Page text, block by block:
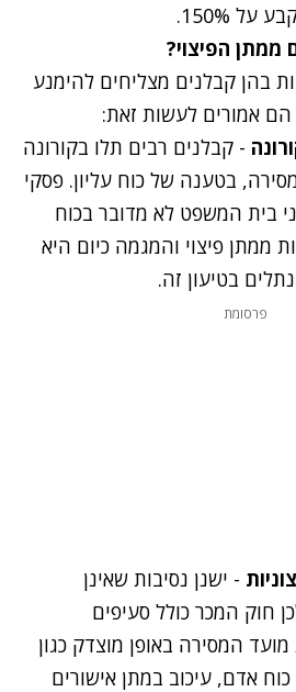
ממתן הפיצוי?
בהן קבלנים מצליחים להימנע
אמורים לעשות זאת:
- קבלנים רבים תלו בקורונה
בטענה של כוח עליון. פסקי
בית המשפט לא מדובר בכוח
ממתן פיצוי והמגמה כיום היא
בטיעון זה.
פרסומת
- ישנן נסיבות שאינן
חוק המכר כולל סעיפים
המסירה באופן מוצדק כגון
כוח אדם, עיכוב במתן אישורים